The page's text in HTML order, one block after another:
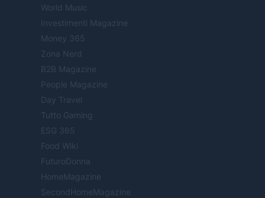
World Music
Investimenti Magazine
Money 365
Zona Nerd
B2B Magazine
People Magazine
Day Travel
Tutto Gaming
ESG 365
Food Wiki
FuturoDonna
HomeMagazine
SecondHomeMagazine